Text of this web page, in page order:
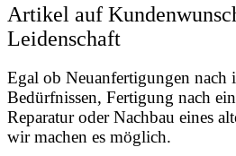
Artikel auf
Leidenschaft
Egal ob Neuanfertigungen nach
Bedürfnissen, Fertigung nach
Reparatur oder Nachbau eines
wir machen es möglich.